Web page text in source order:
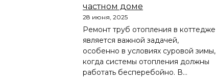
частном доме
28 июня, 2025
Ремонт труб отопления в коттедже
является важной задачей,
особенно в условиях суровой зимы,
когда системы отопления должны
работать бесперебойно. В…